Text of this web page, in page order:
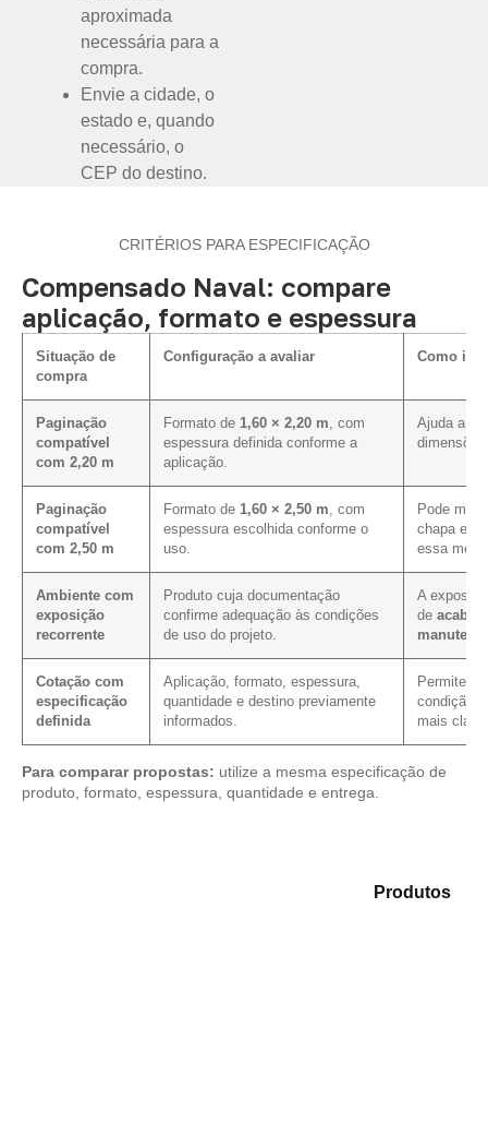
aproximada
necessária para a
compra.
Envie a cidade, o
estado e, quando
necessário, o
CEP do destino.
CRITÉRIOS PARA ESPECIFICAÇÃO
Compensado Naval: compare
aplicação, formato e espessura
Situação de
compra
Configuração a avaliar Como
Paginação
compatível
com 2,20 m
Formato de 1,60 × 2,20 m , com
espessura definida conforme a
aplicação.
Ajuda a
Paginação
compatível
com 2,50 m
Formato de 1,60 × 2,50 m , com
espessura escolhida conforme o
uso.
Pode
chapa em
essa
Ambiente com
exposição
recorrente
Produto cuja documentação
confirme adequação às condições
de uso do projeto.
A
de
Cotação com
especificação
definida
Aplicação, formato, espessura,
quantidade e destino previamente
informados.
Permite
condição
mais
Para comparar propostas: utilize a mesma especificação de
produto, formato, espessura, quantidade e entrega.
Produtose